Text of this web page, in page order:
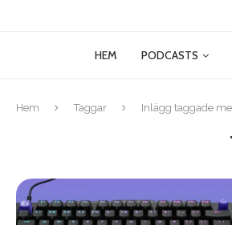
HEM PODCASTS
Hem Taggar Inlägg taggade